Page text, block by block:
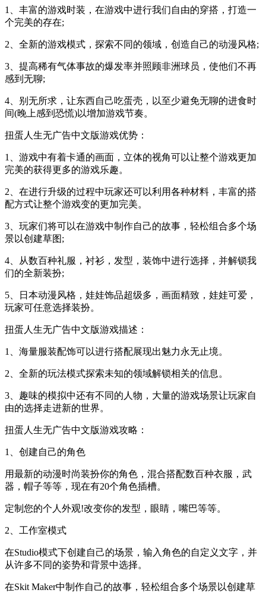
1、丰富的游戏时装，在游戏中进行我们自由的穿搭，打造一
个完美的存在;
2、全新的游戏模式，探索不同的领域，创造自己的动漫风格;
3、提高稀有气体事故的爆发率并照顾非洲球员，使他们不再
感到无聊;
4、别无所求，让东西自己吃蛋壳，以至少避免无聊的进食时
间(晚上感到恐慌)以增加游戏节奏。
扭蛋人生无广告中文版游戏优势：
1、游戏中有着卡通的画面，立体的视角可以让整个游戏更加
完美的获得更多的游戏乐趣。
2、在进行升级的过程中玩家还可以利用各种材料，丰富的搭
配方式让整个游戏变的更加完美。
3、玩家们将可以在游戏中制作自己的故事，轻松组合多个场
景以创建草图;
4、从数百种礼服，衬衫，发型，装饰中进行选择，并解锁我
们的全新装扮;
5、日本动漫风格，娃娃饰品超级多，画面精致，娃娃可爱，
玩家可任意选择装扮。
扭蛋人生无广告中文版游戏描述：
1、海量服装配饰可以进行搭配展现出魅力永无止境。
2、全新的玩法模式探索未知的领域解锁相关的信息。
3、趣味的模拟中还有不同的人物，大量的游戏场景让玩家自
由的选择走进新的世界。
扭蛋人生无广告中文版游戏攻略：
1、创建自己的角色
用最新的动漫时尚装扮你的角色，混合搭配数百种衣服，武
器，帽子等等，现在有20个角色插槽。
定制您的个人外观!改变你的发型，眼睛，嘴巴等等。
2、工作室模式
在Studio模式下创建自己的场景，输入角色的自定义文字，并
从许多不同的姿势和背景中选择。
在Skit Maker中制作自己的故事，轻松组合多个场景以创建草